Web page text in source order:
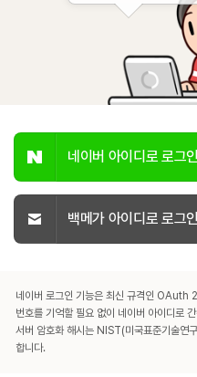
네이버 아이디로 로그인
백메가 아이디로 로그인
네이버 로그인 기능은 최신 규격인 OAuth
번호를 기억할 필요 없이 네이버 아이디로
서버 암호화 해시는 NIST(미국표준기술연
합니다.